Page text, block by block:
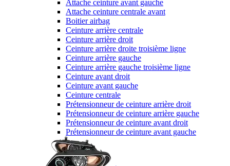
Attache ceinture avant gauche
Attache ceinture centrale avant
Boitier airbag
Ceinture arrière centrale
Ceinture arrière droit
Ceinture arrière droite troisième ligne
Ceinture arrière gauche
Ceinture arrière gauche troisième ligne
Ceinture avant droit
Ceinture avant gauche
Ceinture centrale
Prétensionneur de ceinture arrière droit
Prétensionneur de ceinture arrière gauche
Prétensionneur de ceinture avant droit
Prétensionneur de ceinture avant gauche